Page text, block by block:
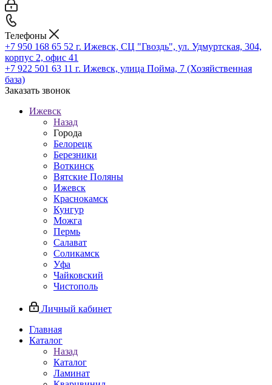
Телефоны
+7 950 168 65 52 г. Ижевск, СЦ "Гвоздь", ул. Удмуртская, 304,
корпус 2, офис 41
+7 922 501 63 11 г. Ижевск, улица Пойма, 7 (Хозяйственная
база)
Заказать звонок
Ижевск
Назад
Города
Белорецк
Березники
Воткинск
Вятские Поляны
Ижевск
Краснокамск
Кунгур
Можга
Пермь
Салават
Соликамск
Уфа
Чайковский
Чистополь
Личный кабинет
Главная
Каталог
Назад
Каталог
Ламинат